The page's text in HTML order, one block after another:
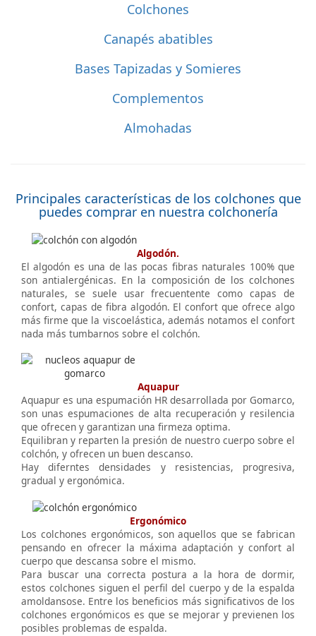
Colchones
Canapés abatibles
Bases Tapizadas y Somieres
Complementos
Almohadas
Principales características de los colchones que
puedes comprar en nuestra colchonería
Algodón.
El algodón es una de las pocas fibras naturales 100% que
son antialergénicas. En la composición de los colchones
naturales, se suele usar frecuentente como capas de
confort, capas de fibra algodón. El confort que ofrece algo
más firme que la viscoelástica, además notamos el confort
nada más tumbarnos sobre el colchón.
Aquapur
Aquapur es una espumación HR desarrollada por Gomarco,
son unas espumaciones de alta recuperación y resilencia
que ofrecen y garantizan una firmeza optima.
Equilibran y reparten la presión de nuestro cuerpo sobre el
colchón, y ofrecen un buen descanso.
Hay diferntes densidades y resistencias, progresiva,
gradual y ergonómica.
Ergonómico
Los colchones ergonómicos, son aquellos que se fabrican
pensando en ofrecer la máxima adaptación y confort al
cuerpo que descansa sobre el mismo.
Para buscar una correcta postura a la hora de dormir,
estos colchones siguen el perfil del cuerpo y de la espalda
amoldansose. Entre los beneficios más significativos de los
colchones ergonómicos es que se mejorar y previenen los
posibles problemas de espalda.